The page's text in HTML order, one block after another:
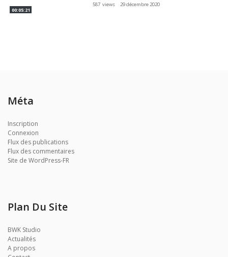
00:05:21
587 views
29 décembre 2020
Méta
Inscription
Connexion
Flux des publications
Flux des commentaires
Site de WordPress-FR
Plan Du Site
BWK Studio
Actualités
A propos